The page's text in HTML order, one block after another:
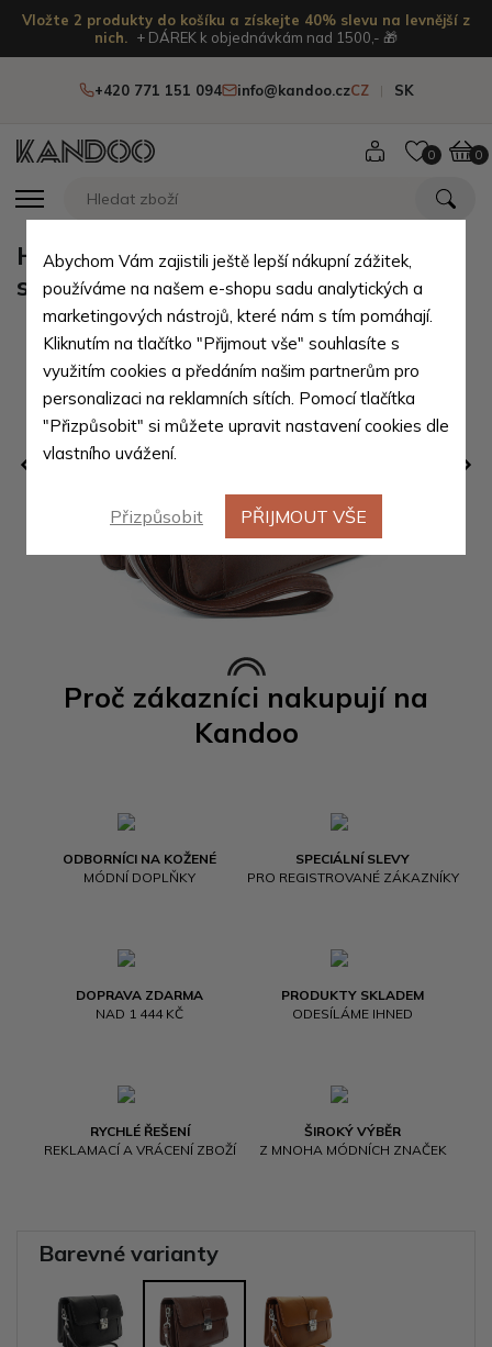
Vložte 2 produkty do košíku a získejte 40% slevu na levnější z
nich.
+ DÁREK k objednávkám nad 1500,- 🎁
+420 771 151 094 info@kandoo.czCZ SK
0 0
Proč zákazníci nakupují na
Kandoo
ODBORNÍCI NA KOŽENÉ
MÓDNÍ DOPLŇKY
SPECIÁLNÍ SLEVY
PRO REGISTROVANÉ ZÁKAZNÍKY
DOPRAVA ZDARMA
NAD 1 444 KČ
PRODUKTY SKLADEM
ODESÍLÁME IHNED
RYCHLÉ ŘEŠENÍ
REKLAMACÍ A VRÁCENÍ ZBOŽÍ
ŠIROKÝ VÝBĚR
Z MNOHA MÓDNÍCH ZNAČEK
Hnědá pánská kožená etue se
sklápěcím registrem Zander
Barevné varianty
Abychom Vám zajistili ještě lepší nákupní zážitek,
používáme na našem e-shopu sadu analytických a
marketingových nástrojů, které nám s tím pomáhají.
Kliknutím na tlačítko "Přijmout vše" souhlasíte s
využitím cookies a předáním našim partnerům pro
personalizaci na reklamních sítích. Pomocí tlačítka
"Přizpůsobit" si můžete upravit nastavení cookies dle
vlastního uvážení.
Přizpůsobit PŘIJMOUT VŠE